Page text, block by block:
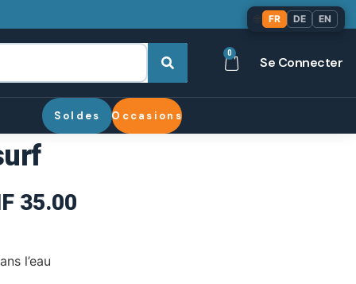
0
Se Connecter
Soldes Occasions
35.00
l’eau
FR DE EN